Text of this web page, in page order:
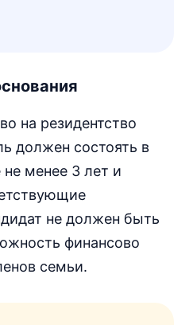
на резидентство
должен состоять в
менее 3 лет и
не должен быть
финансово
семьи.